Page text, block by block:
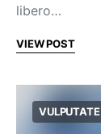
libero…
VIEW POST
VULPUTATE